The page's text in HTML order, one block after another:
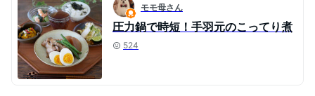
モモ母さん
圧力鍋で時短！手羽元のこってり煮
524